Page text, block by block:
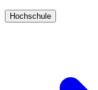
Hochschule